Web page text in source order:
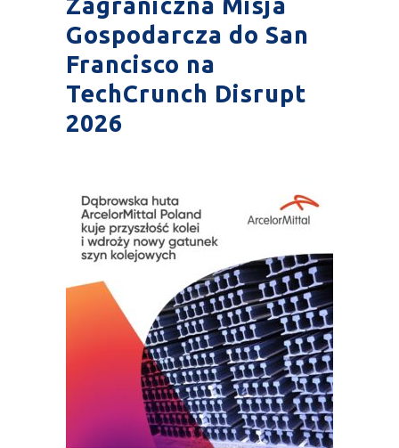
Zagraniczna Misja
Gospodarcza do San
Francisco na
TechCrunch Disrupt
2026